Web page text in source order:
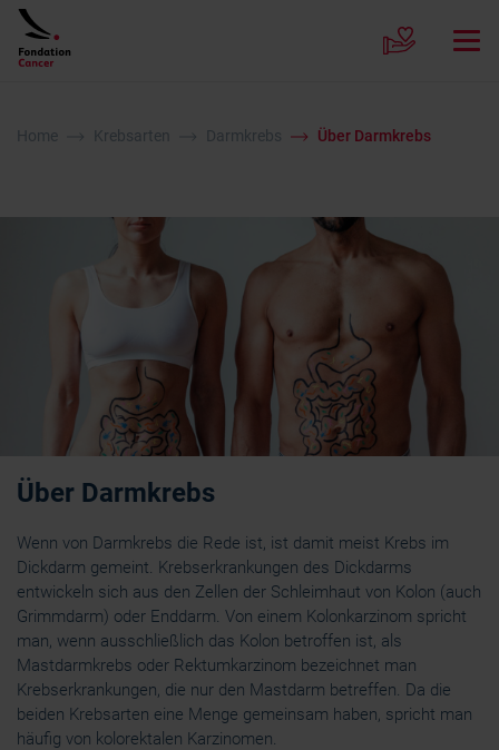
Home Krebsarten Darmkrebs Über Darmkrebs
Über Darmkrebs
Wenn von Darmkrebs die Rede ist, ist damit meist Krebs im
Dickdarm gemeint. Krebserkrankungen des Dickdarms
entwickeln sich aus den Zellen der Schleimhaut von Kolon (auch
Grimmdarm) oder Enddarm. Von einem Kolonkarzinom spricht
man, wenn ausschließlich das Kolon betroffen ist, als
Mastdarmkrebs oder Rektumkarzinom bezeichnet man
Krebserkrankungen, die nur den Mastdarm betreffen. Da die
beiden Krebsarten eine Menge gemeinsam haben, spricht man
häufig von kolorektalen Karzinomen.